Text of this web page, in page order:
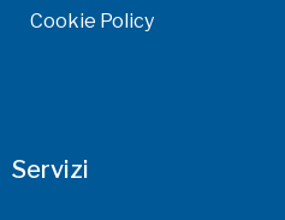
Cookie Policy
Servizi